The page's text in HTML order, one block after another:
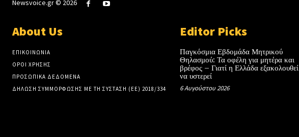
Newsvoice.gr © 2026
About Us
ΕΠΙΚΟΙΝΩΝΙΑ
ΟΡΟΙ ΧΡΗΣΗΣ
ΠΡΟΣΩΠΙΚΑ ΔΕΔΟΜΕΝΑ
ΔΗΛΩΣΗ ΣΥΜΜΟΡΦΩΣΗΣ ΜΕ ΤΗ ΣΥΣΤΑΣΗ (ΕΕ) 2018/334
Editor Picks
Παγκόσμια Εβδομάδα Μητρικού
Θηλασμού: Τα οφέλη για μητέρα και
βρέφος – Γιατί η Ελλάδα εξακολουθεί
να υστερεί
6 Αυγούστου 2026